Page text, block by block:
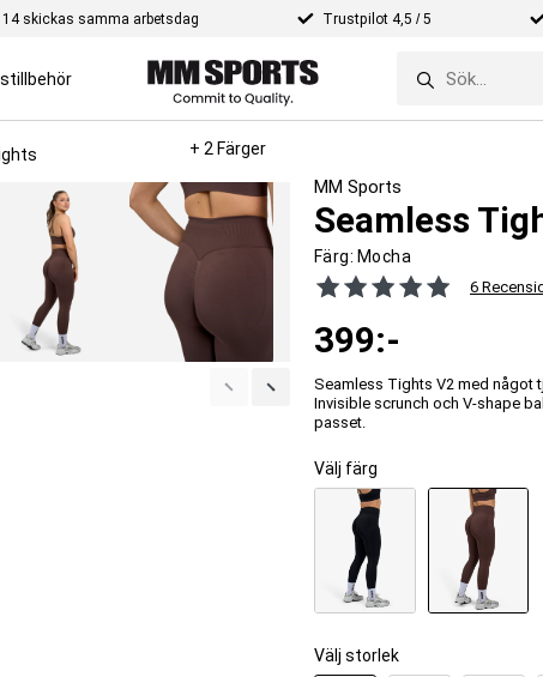
skickas samma arbetsdag Trustpilot 4,5 / 5
+ 2 Färger
MM Sports
Seamless
Färg: Mocha
6
399:-
Seamless Tights V2 med något
Invisible scrunch och V-shape
passet.
Välj färg
Välj storlek